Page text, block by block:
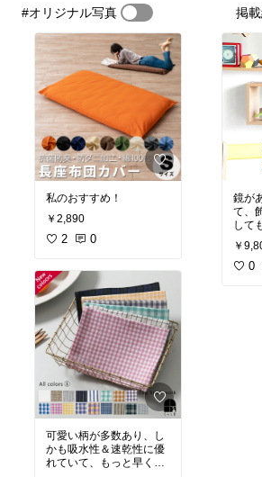
#オリジナル写真 掲
私のおすすめ！
￥2,890
2 0
可愛い柄が多数あり、し
かも吸水性＆速乾性に優
れていて、もっと早くか
鏡が
て、
して
です♪
￥
0